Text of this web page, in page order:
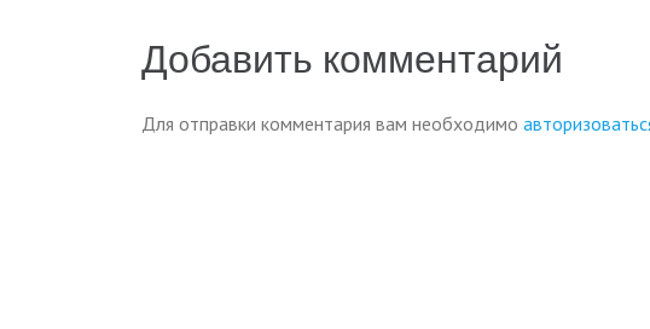
записям
Добавить комментарий
Для отправки комментария вам необходимо